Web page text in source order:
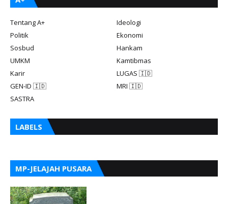
Tentang A+
Ideologi
Politik
Ekonomi
Sosbud
Hankam
UMKM
Kamtibmas
Karir
LUGAS 🇮🇩
GEN-ID 🇮🇩
MRI 🇮🇩
SASTRA
LABELS
MP-JELAJAH PUSARA